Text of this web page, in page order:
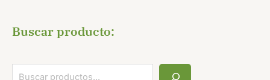
Buscar producto: